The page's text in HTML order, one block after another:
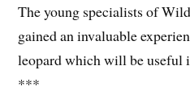
The young specialists of
gained an invaluable
leopard which will be useful
***